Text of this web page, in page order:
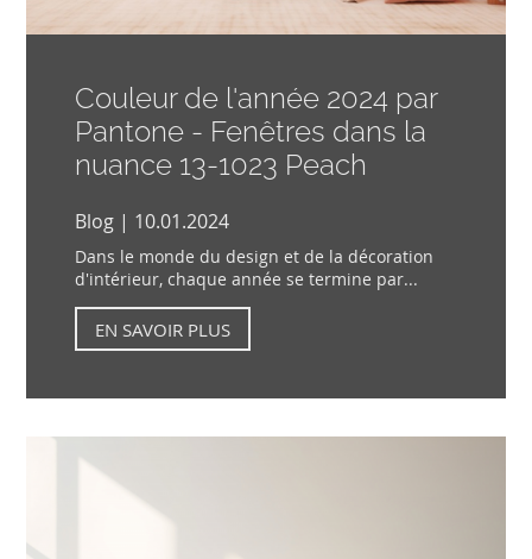
Couleur de l'année 2024 par
Pantone - Fenêtres dans la
nuance 13-1023 Peach
Blog | 10.01.2024
Dans le monde du design et de la décoration
d'intérieur, chaque année se termine par...
EN SAVOIR PLUS